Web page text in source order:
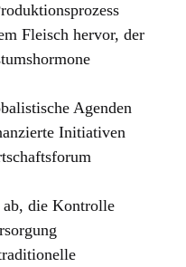
Fleisch hervor, der
Agenden
Initiativen
die Kontrolle